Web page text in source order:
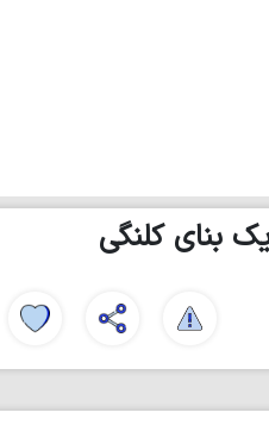
بنای کلنگی